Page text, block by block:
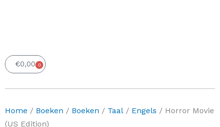
€0,00 0
Winkelwagen
Home / Boeken / Boeken / Taal / Engels / Horror Movie
(US Edition)